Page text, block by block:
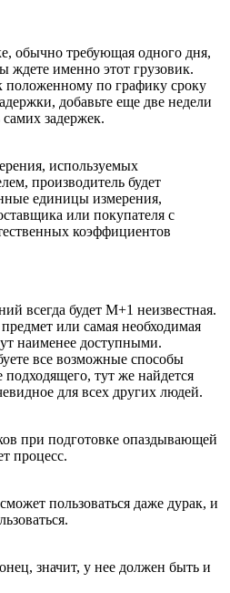
обычно требующая одного дня,
ждете именно этот грузовик.
положенному по графику сроку
добавьте еще две недели
задержек.
используемых
производитель будет
единицы измерения,
или покупателя с
коэффициентов
всегда будет М+1 неизвестная.
или самая необходимая
наименее доступными.
все возможные способы
тут же найдется
для всех других людей.
при подготовке опаздывающей
процесс.
пользоваться даже дурак, и
значит, у нее должен быть и